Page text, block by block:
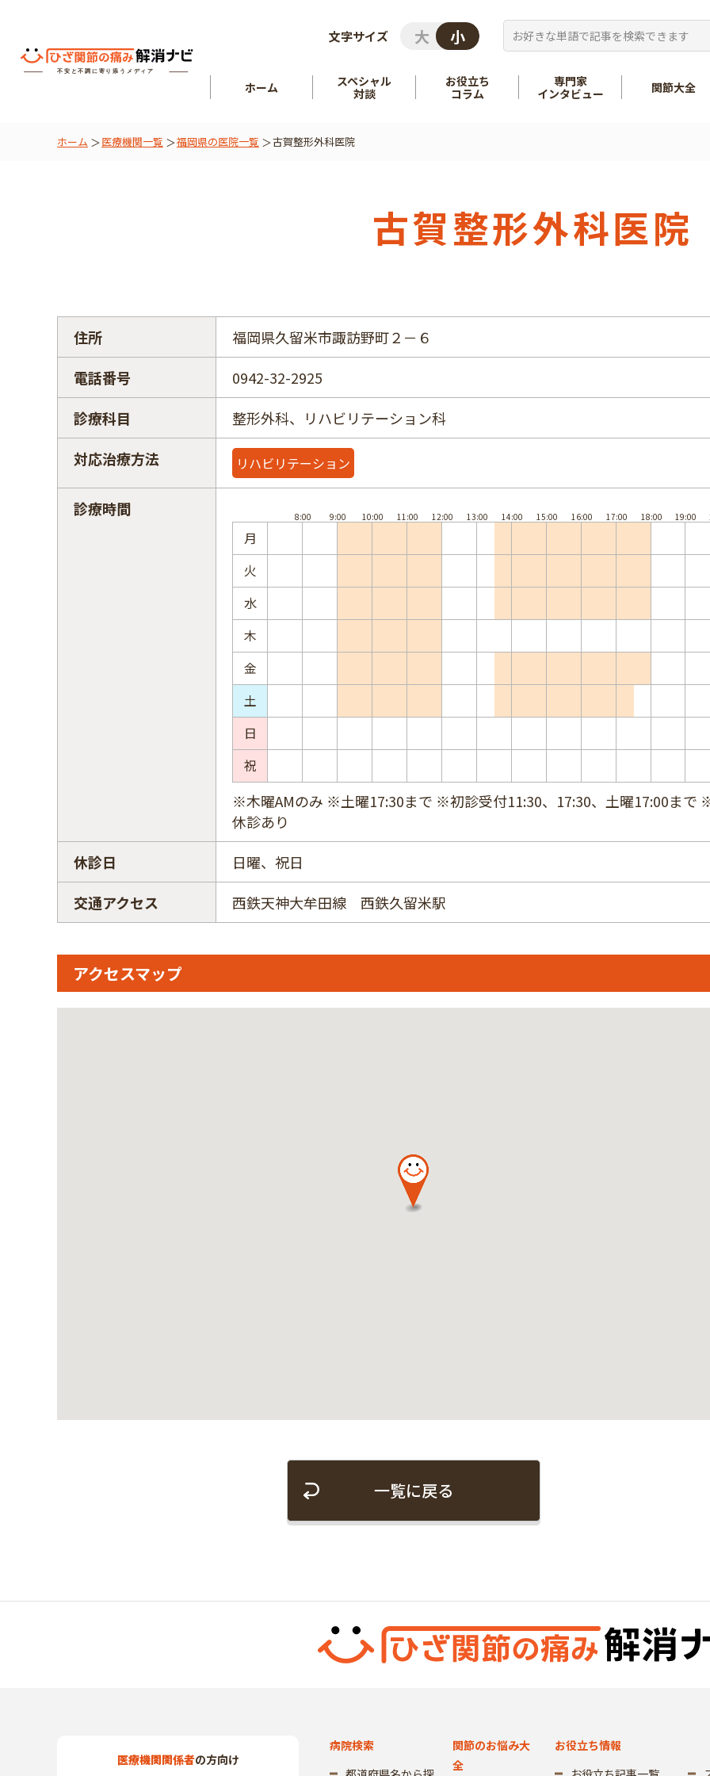
文字サイズ
ホーム
スペシャル
対談
お役立ち
コラム
専門家
インタビュー
関節大全
ホーム 医療機関一覧 福岡県の医院一覧 古賀整形外科医院
古賀整形外科医院
住所
福岡県久留米市諏訪野町２－６
電話番号
0942-32-2925
診療科目
整形外科、リハビリテーション科
対応治療方法
リハビリテーション
診療時間
月
火
水
木
金
土
日
祝
※木曜AMのみ ※土曜17:30まで ※初診受付11:30、17:30、土曜17:00まで
休診あり
休診日
日曜、祝日
交通アクセス
西鉄天神大牟田線 西鉄久留米駅
アクセスマップ
一覧に戻る
医療機関関係者の方向け
病院検索
関節のお悩み大
全
お役立ち情報